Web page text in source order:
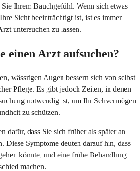
Ihrem Bauchgefühl. Wenn sich etwas
Sicht beeinträchtigt ist, ist es immer
untersuchen zu lassen.
einen Arzt aufsuchen?
wässrigen Augen bessern sich von selbst
Pflege. Es gibt jedoch Zeiten, in denen
notwendig ist, um Ihr Sehvermögen
zu schützen.
dafür, dass Sie sich früher als später an
Diese Symptome deuten darauf hin, dass
könnte, und eine frühe Behandlung
machen.